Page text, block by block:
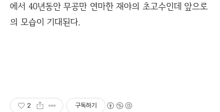
에서 40년동안 무공만 연마한 재야의 초고수인데 앞으로
의 모습이 기대된다.
2 구독하기